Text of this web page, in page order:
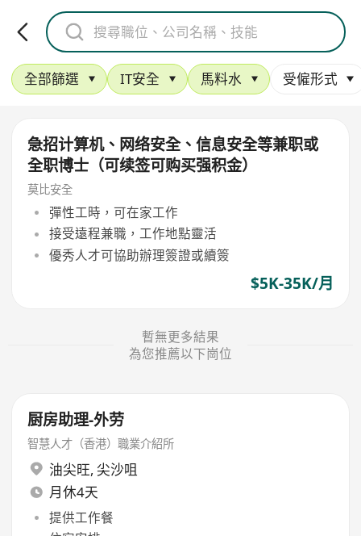
全部篩選 IT安全 馬料水 受僱形式
急招计算机、网络安全、信息安全等兼职或
全职博士（可续签可购买强积金）
莫比安全
彈性工時，可在家工作
接受遠程兼職，工作地點靈活
優秀人才可協助辦理簽證或續簽
$5K-35K/月
暫無更多結果
為您推薦以下崗位
厨房助理-外劳
智慧人才（香港）職業介紹所
油尖旺, 尖沙咀
月休4天
提供工作餐